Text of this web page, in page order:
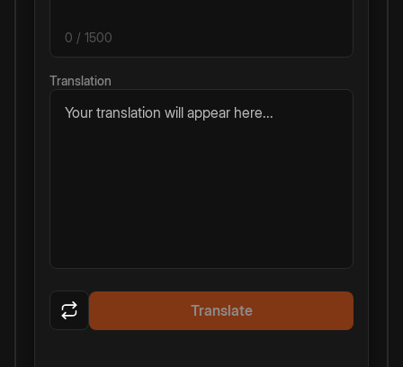
0 / 1500
Translation
Your translation will appear here...
Translate